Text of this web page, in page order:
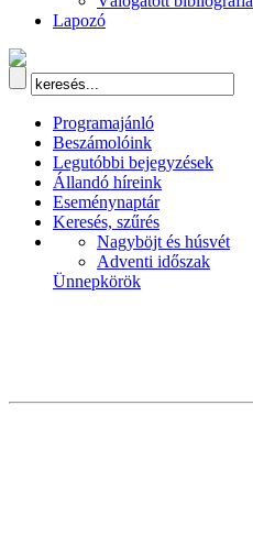
Lapozó
Programajánló
Beszámolóink
Legutóbbi bejegyzések
Állandó híreink
Eseménynaptár
Keresés, szűrés
Nagyböjt és húsvét
Adventi időszak
Ünnepkörök